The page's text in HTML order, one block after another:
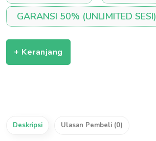
GARANSI 50% (UNLIMITED SESI)
+ Keranjang
Deskripsi Ulasan Pembeli (0)